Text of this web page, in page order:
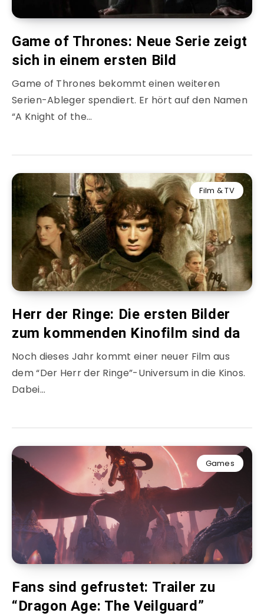
Game of Thrones: Neue Serie zeigt
sich in einem ersten Bild
Game of Thrones bekommt einen weiteren
Serien-Ableger spendiert. Er hört auf den Namen
“A Knight of the…
Film & TV
Herr der Ringe: Die ersten Bilder
zum kommenden Kinofilm sind da
Noch dieses Jahr kommt einer neuer Film aus
dem “Der Herr der Ringe”-Universum in die Kinos.
Dabei…
Games
Fans sind gefrustet: Trailer zu
“Dragon Age: The Veilguard”